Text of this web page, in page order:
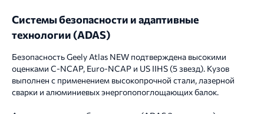
Системы безопасности и адаптивные
технологии (ADAS)
Безопасность Geely Atlas NEW подтверждена высокими
оценками C-NCAP, Euro-NCAP и US IIHS (5 звезд). Кузов
выполнен с применением высокопрочной стали, лазерной
сварки и алюминиевых энергопопоглощающих балок.